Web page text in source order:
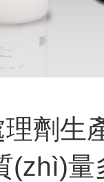
劑生
(zhì)